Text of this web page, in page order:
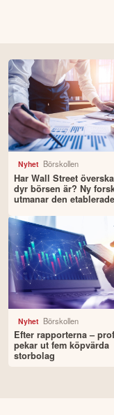
Har Wall Street
dyr börsen är? Ny
utmanar den